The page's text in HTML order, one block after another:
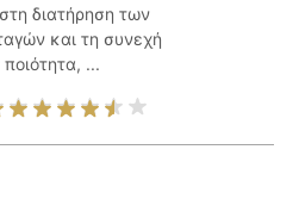
διατήρηση των
και τη συνεχή
...